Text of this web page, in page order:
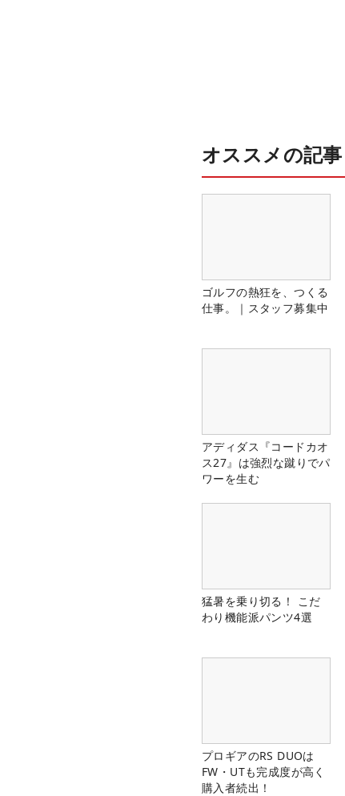
オススメの記事
ゴルフの熱狂を、つくる
仕事。｜スタッフ募集中
アディダス『コードカオ
ス27』は強烈な蹴りでパ
ワーを生む
猛暑を乗り切る！ こだ
わり機能派パンツ4選
プロギアのRS DUOは
FW・UTも完成度が高く
購入者続出！